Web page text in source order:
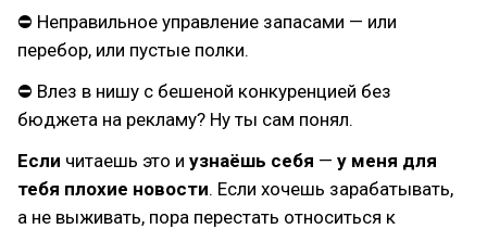
⛔ Неправильное управление запасами — или
перебор, или пустые полки.
⛔ Влез в нишу с бешеной конкуренцией без
бюджета на рекламу? Ну ты сам понял.
Если читаешь это и узнаёшь себя — у меня для
тебя плохие новости. Если хочешь зарабатывать,
а не выживать, пора перестать относиться к